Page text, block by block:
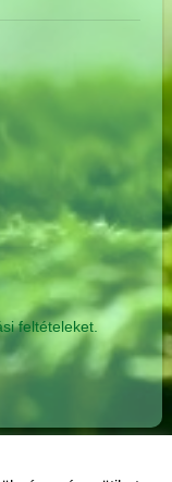
feltételeket.